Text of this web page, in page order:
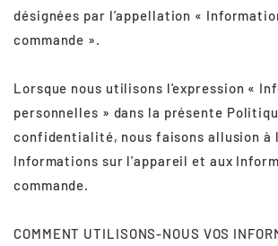
désignées par l’appellation «
commande ».
Lorsque nous utilisons l'expression «
personnelles » dans la présente
confidentialité, nous faisons allusion à
Informations sur l'appareil et aux
commande.
COMMENT UTILISONS-NOUS VOS